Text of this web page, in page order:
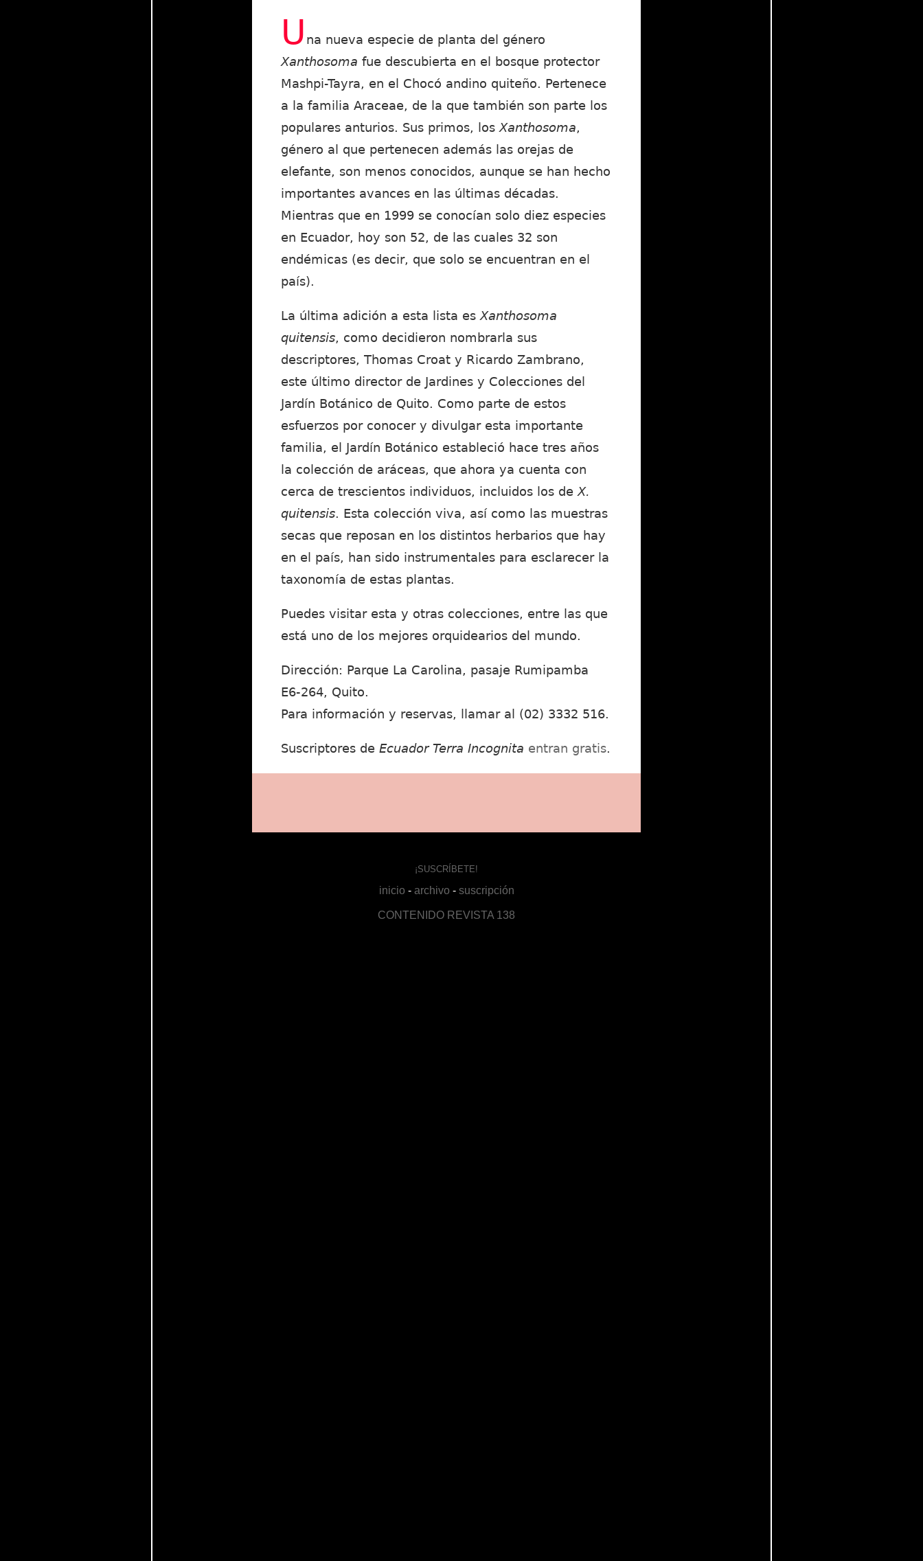
U na nueva especie de planta del género
Xanthosoma fue descubierta en el bosque protector
Mashpi-Tayra, en el Chocó andino quiteño. Pertenece
a la familia Araceae, de la que también son parte los
populares anturios. Sus primos, los Xanthosoma,
género al que pertenecen además las orejas de
elefante, son menos conocidos, aunque se han hecho
importantes avances en las últimas décadas.
Mientras que en 1999 se conocían solo diez especies
en Ecuador, hoy son 52, de las cuales 32 son
endémicas (es decir, que solo se encuentran en el
país).
La última adición a esta lista es Xanthosoma
quitensis, como decidieron nombrarla sus
descriptores, Thomas Croat y Ricardo Zambrano,
este último director de Jardines y Colecciones del
Jardín Botánico de Quito. Como parte de estos
esfuerzos por conocer y divulgar esta importante
familia, el Jardín Botánico estableció hace tres años
la colección de aráceas, que ahora ya cuenta con
cerca de trescientos individuos, incluidos los de X.
quitensis. Esta colección viva, así como las muestras
secas que reposan en los distintos herbarios que hay
en el país, han sido instrumentales para esclarecer la
taxonomía de estas plantas.
Puedes visitar esta y otras colecciones, entre las que
está uno de los mejores orquidearios del mundo.
Dirección: Parque La Carolina, pasaje Rumipamba
E6-264, Quito.
Para información y reservas, llamar al (02) 3332 516.
Suscriptores de Ecuador Terra Incognita entran gratis.
¡SUSCRÍBETE!
inicio - archivo - suscripción
CONTENIDO REVISTA 138